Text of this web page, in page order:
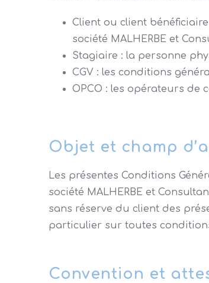
Client ou client
société MALHERBE et
Stagiaire : la personne
CGV : les conditions
OPCO : les opérateurs de
Objet et champ
Les présentes Conditions
société MALHERBE et
sans réserve du client des
particulier sur toutes
Convention et